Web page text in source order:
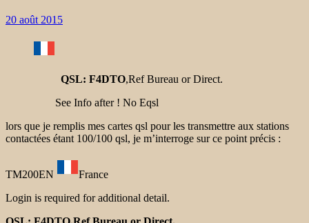
20 août 2015
QSL: F4DTO,Ref Bureau or Direct.
See Info after ! No Eqsl
lors que je remplis mes cartes qsl pour les transmettre aux stations
contactées étant 100/100 qsl, je m’interroge sur ce point précis :
TM200EN
France
Login is required for additional detail.